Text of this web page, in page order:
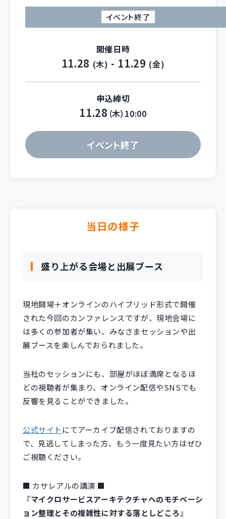
イベント終了
開催日時
11.28 (木) - 11.29 (金)
申込締切
11.28 （木）10:00
イベント終了
当日の様子
盛り上がる会場と出展ブース
現地開場＋オンラインのハイブリッド形式で開催
された今回のカンファレンスですが、現地会場に
は多くの参加者が集い、みなさまセッションや出
展ブースを楽しんでおられました。
当社のセッションにも、部屋がほぼ満席となるほ
どの視聴者が集まり、オンライン配信やSNSでも
反響を見ることができました。
公式サイト にてアーカイブ配信されておりますの
で、見逃してしまった方、もう一度見たい方はぜひ
ご視聴ください。
■ カサレアルの講演 ■
『マイクロサービスアーキテクチャへのモチベーシ
ョン整理とその複雑性に対する落としどころ 』